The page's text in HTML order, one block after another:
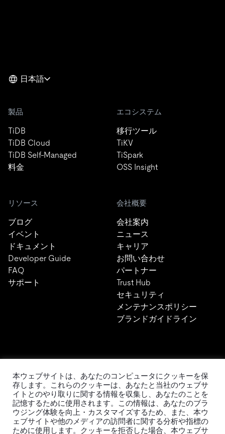
日本語
製品
TiDB
TiDB Cloud
TiDB Self-Managed
料金
エコシステム
移行ツール
TiKV
TiSpark
OSS Insight
リソース
ブログ
イベント
ドキュメント
Developer Guide
FAQ
サポート
会社概要
会社案内
ニュース
キャリア
お問い合わせ
パートナー
Trust Hub
セキュリティ
メンテナンスポリシー
ブランドガイドライン
TiDBの最新情報
本ウェブサイトは、あなたのコンピュータにクッキーを保
存します。これらのクッキーは、あなたと当社のウェブサ
イトとのやり取りに関する情報を収集し、あなたのことを
記憶するために使用されます。この情報は、あなたのブラ
ウジング体験を向上・カスタマイズするため、また、本ウ
ェブサイトや他のメディアの訪問者に関する分析や指標の
ために使用します。クッキーを拒否した場合、本ウェブサ